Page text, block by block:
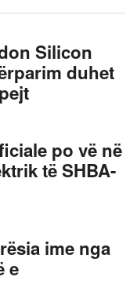
Silicon
duhet
po vë në
të SHBA-
ime nga
e